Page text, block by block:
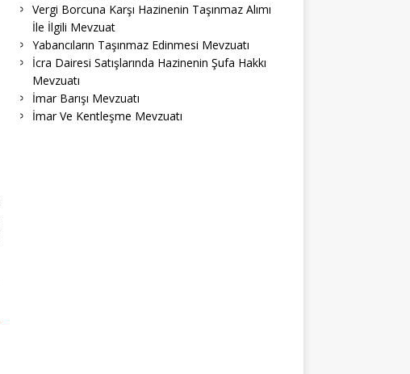
Vergi Borcuna Karşı Hazinenin Taşınmaz Alımı
İle İlgili Mevzuat
Yabancıların Taşınmaz Edinmesi Mevzuatı
İcra Dairesi Satışlarında Hazinenin Şufa Hakkı
Mevzuatı
İmar Barışı Mevzuatı
İmar Ve Kentleşme Mevzuatı